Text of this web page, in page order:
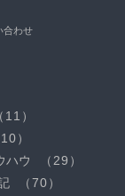
合わせ
（11）
）
ハウ
（29）
（70）